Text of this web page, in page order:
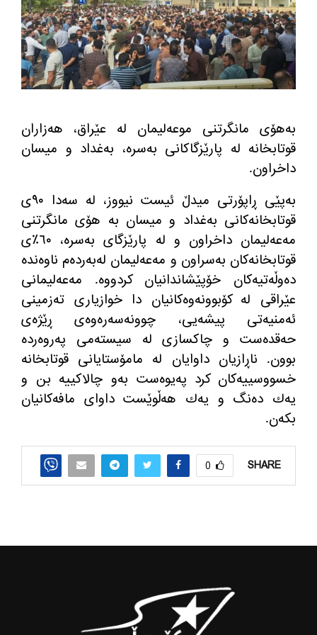
به‌هۆی مانگرتنی موعه‌لیمان له‌ عێراق، هه‌زاران
قوتابخانه له‌ پارێزگاكانی به‌سره‌، به‌غداد و میسان
داخراون.
به‌پێی ڕاپۆرتی میدڵ ئیست نیووز، له‌ سه‌دا ٩٠ی
قوتابخانه‌كانی به‌غداد و میسان به‌ هۆی مانگرتنی
مه‌عه‌لیمان داخراون و له‌ پارێزگای به‌سره‌، ٦٠٪ی
قوتابخانه‌كان به‌سراون و مه‌عه‌لیمان له‌به‌رده‌م ناوه‌نده‌
ده‌وڵه‌تیه‌كان خۆپێشاندانیان كردووه‌. مه‌عه‌لیمانی
عێراقی له‌ كۆبوونه‌وه‌كانیان دا خوازیاری ته‌زمینی
ئه‌منیه‌تی پیشه‌یی، چوونه‌سه‌ره‌وه‌ی ڕێژه‌ی
حه‌قده‌ست و چاكسازی له‌ سیسته‌می په‌روه‌رده‌
بوون. ناڕازیان داوایان له‌ مامۆستایانی قوتابخانه
خسووسییه‌كان كرد په‌یوه‌ست به‌و چالاكییه‌ بن و
یه‌ك ده‌نگ و یه‌ك هه‌ڵوێست داوای مافه‌كانیان
بكه‌ن.
SHARE
0